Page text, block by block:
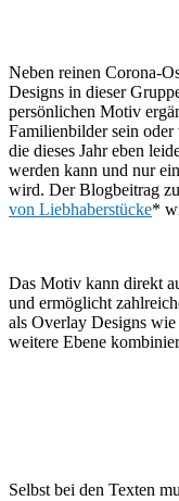
Neben reinen Corona-
Designs in dieser
persönlichen Motiv
Familienbilder sein oder
die dieses Jahr eben
werden kann und nur
wird. Der Blogbeitrag
von Liebhaberstücke*
Das Motiv kann direkt
und ermöglicht
als Overlay Designs
weitere Ebene
Selbst bei den Texten